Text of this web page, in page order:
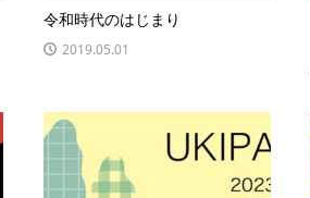
令和時代のはじまり
2019.05.01